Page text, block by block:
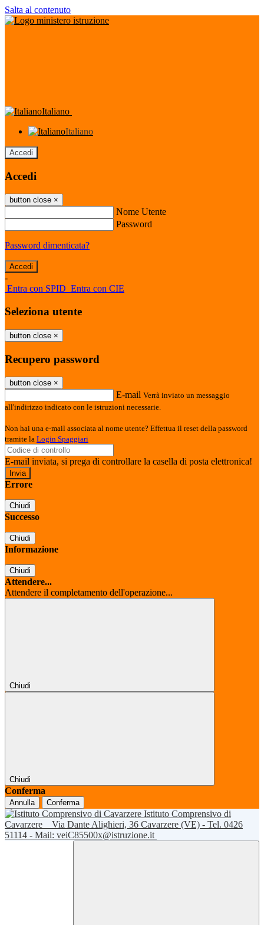
Salta al contenuto
Italiano
Italiano
Accedi
Accedi
button close ×
Nome Utente
Password
Password dimenticata?
-
Entra con SPID Entra con CIE
Seleziona utente
button close ×
Recupero password
button close ×
E-mail Verrà inviato un messaggio
all'indirizzo indicato con le istruzioni necessarie.
Non hai una e-mail associata al nome utente? Effettua il reset della password
tramite la Login Spaggiari
E-mail inviata, si prega di controllare la casella di posta elettronica!
Errore
Chiudi
Successo
Chiudi
Informazione
Chiudi
Attendere...
Attendere il completamento dell'operazione...
Chiudi
Chiudi
Conferma
Annulla Conferma
Istituto Comprensivo di
Cavarzere
Via Dante Alighieri, 36 Cavarzere (VE) - Tel. 0426
51114 - Mail: veiC85500x@istruzione.it